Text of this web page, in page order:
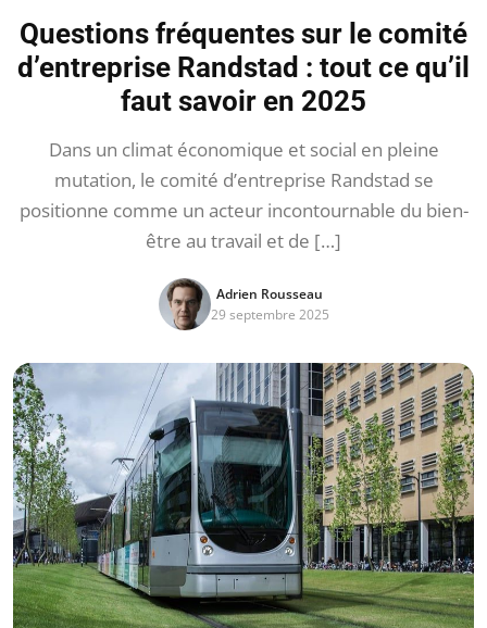
Questions fréquentes sur le comité
d’entreprise Randstad : tout ce qu’il
faut savoir en 2025
Dans un climat économique et social en pleine
mutation, le comité d’entreprise Randstad se
positionne comme un acteur incontournable du bien-
être au travail et de […]
Adrien Rousseau
29 septembre 2025